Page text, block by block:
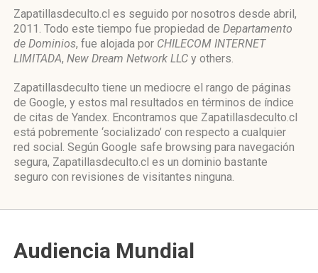
Zapatillasdeculto.cl es seguido por nosotros desde abril,
2011. Todo este tiempo fue propiedad de Departamento
de Dominios, fue alojada por CHILECOM INTERNET
LIMITADA, New Dream Network LLC y others.
Zapatillasdeculto tiene un mediocre el rango de páginas
de Google, y estos mal resultados en términos de índice
de citas de Yandex. Encontramos que Zapatillasdeculto.cl
está pobremente ‘socializado’ con respecto a cualquier
red social. Según Google safe browsing para navegación
segura, Zapatillasdeculto.cl es un dominio bastante
seguro con revisiones de visitantes ninguna.
Audiencia Mundial